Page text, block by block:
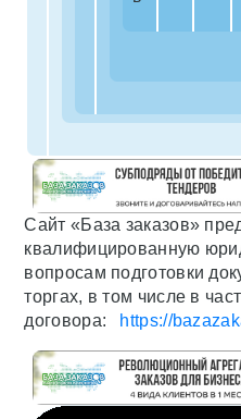
Сайт «База заказов»
квалифицированную
вопросам подготовки
торгах, в том числе в
договора:
https://